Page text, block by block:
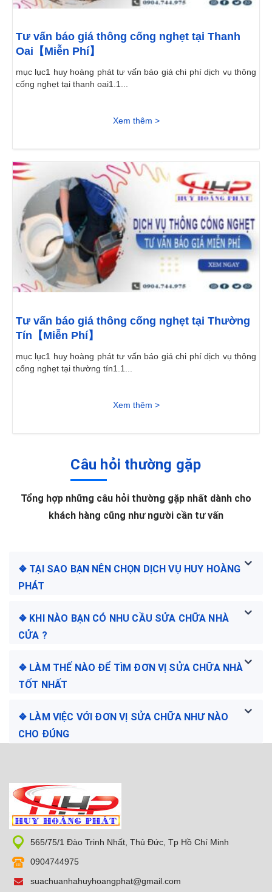
Tư vấn báo giá thông cống nghẹt tại Thanh
Oai【Miễn Phí】
mục lục1 huy hoàng phát tư vấn báo giá chi phí dịch vụ thông
cống nghẹt tại thanh oai1.1...
Xem thêm >
Tư vấn báo giá thông cống nghẹt tại Thường
Tín【Miễn Phí】
mục lục1 huy hoàng phát tư vấn báo giá chi phí dịch vụ thông
cống nghẹt tại thường tín1.1...
Xem thêm >
Câu hỏi thường gặp
Tổng hợp những câu hỏi thường gặp nhất dành cho
khách hàng cũng như người cần tư vấn
❖ TẠI SAO BẠN NÊN CHỌN DỊCH VỤ HUY HOÀNG
PHÁT
❖ KHI NÀO BẠN CÓ NHU CẦU SỬA CHỮA NHÀ
CỬA ?
❖ LÀM THẾ NÀO ĐỂ TÌM ĐƠN VỊ SỬA CHỮA NHÀ
TỐT NHẤT
❖ LÀM VIỆC VỚI ĐƠN VỊ SỬA CHỮA NHƯ NÀO
CHO ĐÚNG
565/75/1 Đào Trinh Nhất, Thủ Đức, Tp Hồ Chí Minh
0904744975
suachuanhahuyhoangphat@gmail.com